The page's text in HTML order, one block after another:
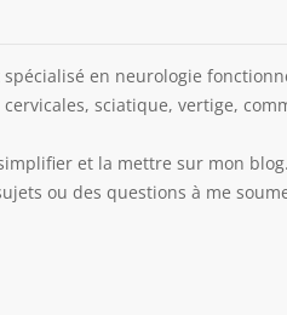
en neurologie
sciatique, vertige,
et la mettre sur mon blog.
ou des questions à me